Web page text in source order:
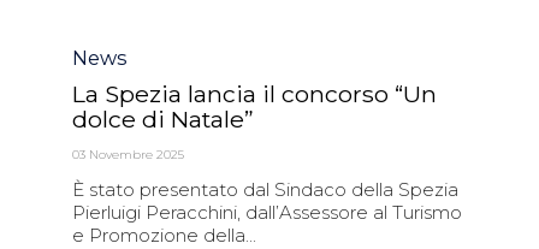
Category
News
La Spezia lancia il concorso “Un
dolce di Natale”
03 Novembre 2025
È stato presentato dal Sindaco della Spezia
Pierluigi Peracchini, dall’Assessore al Turismo
e Promozione della...